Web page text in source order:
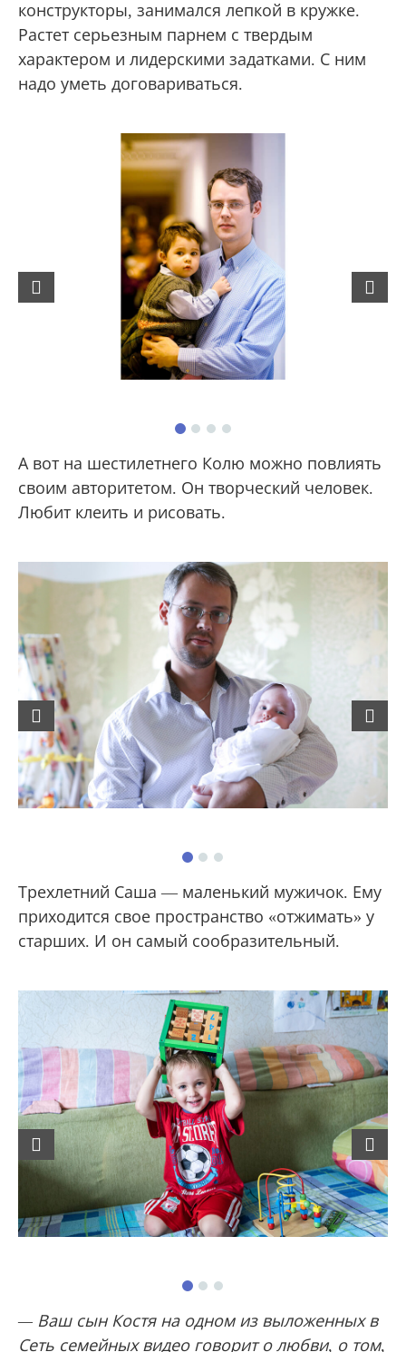
конструкторы, занимался лепкой в кружке.
Растет серьезным парнем с твердым
характером и лидерскими задатками. С ним
надо уметь договариваться.
Next
А вот на шестилетнего Колю можно повлиять
своим авторитетом. Он творческий человек.
Любит клеить и рисовать.
Previous Next
Трехлетний Саша — маленький мужичок. Ему
приходится свое пространство «отжимать» у
старших. И он самый сообразительный.
Previous Next
— Ваш сын Костя на одном из выложенных в
Сеть семейных видео говорит о любви, о том,